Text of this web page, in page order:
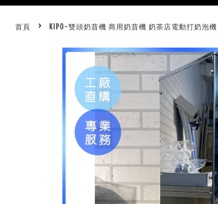
首頁 › KIPO-雙頭奶昔機 商用奶昔機 奶茶店電動打奶泡